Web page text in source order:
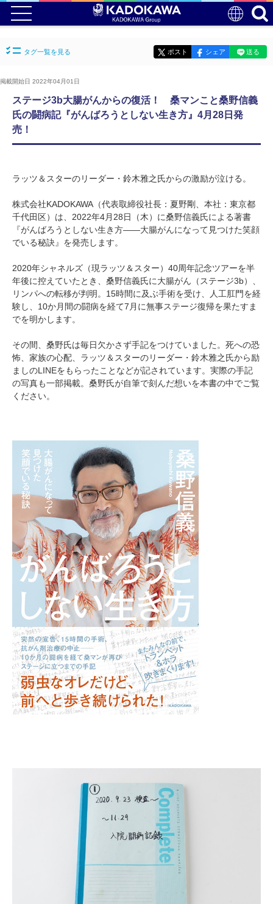
タグ一覧を見る ポスト シェア 送る
掲載開始日 2022年04月01日
ステージ3b大腸がんからの復活！ 桑マンこと桑野信義
氏の闘病記『がんばろうとしない生き方』4月28日発
売！
ラッツ＆スターのリーダー・鈴木雅之氏からの激励が泣ける。
株式会社KADOKAWA（代表取締役社長：夏野剛、本社：東京都
千代田区）は、2022年4月28日（木）に桑野信義氏による著書
『がんばろうとしない生き方――大腸がんになって見つけた笑顔
でいる秘訣』を発売します。
2020年シャネルズ（現ラッツ＆スター）40周年記念ツアーを半
年後に控えていたとき、桑野信義氏に大腸がん（ステージ3b）、
リンパへの転移が判明。15時間に及ぶ手術を受け、人工肛門を経
験し、10か月間の闘病を経て7月に無事ステージ復帰を果たすま
でを明かします。
その間、桑野氏は毎日欠かさず手記をつけていました。死への恐
怖、家族の心配、ラッツ＆スターのリーダー・鈴木雅之氏から励
ましのLINEをもらったことなどが記されています。実際の手記
の写真も一部掲載。桑野氏が自筆で刻んだ想いを本書の中でご覧
ください。